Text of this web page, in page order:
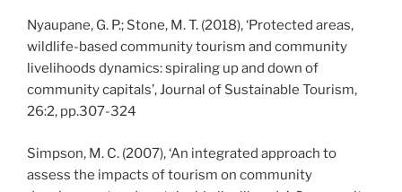
Nyaupane, G. P.; Stone, M. T. (2018), ‘Protected areas,
wildlife-based community tourism and community
livelihoods dynamics: spiraling up and down of
community capitals’, Journal of Sustainable Tourism,
26:2, pp.307-324
Simpson, M. C. (2007), ‘An integrated approach to
assess the impacts of tourism on community